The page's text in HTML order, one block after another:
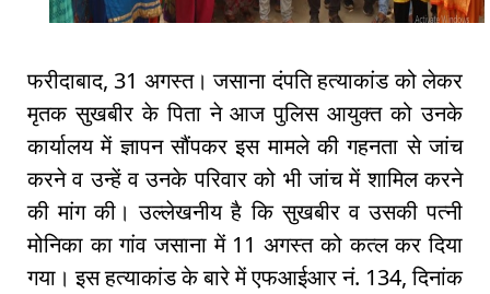
फरीदाबाद, 31 अगस्त। जसाना दंपति हत्याकांड को लेकर
मृतक सुखबीर के पिता ने आज पुलिस आयुक्त को उनके
कार्यालय में ज्ञापन सौंपकर इस मामले की गहनता से जांच
करने व उन्हें व उनके परिवार को भी जांच में शामिल करने
की मांग की। उल्लेखनीय है कि सुखबीर व उसकी पत्नी
मोनिका का गांव जसाना में 11 अगस्त को कत्ल कर दिया
गया। इस हत्याकांड के बारे में एफआईआर नं. 134, दिनांक